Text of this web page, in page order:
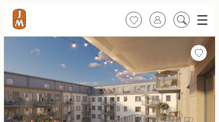
FavoriterLogga in
Sök
Meny